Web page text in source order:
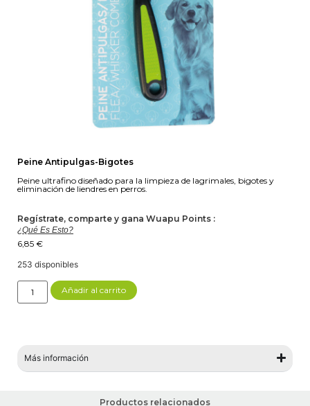
Peine Antipulgas-Bigotes
Peine ultrafino diseñado para la limpieza de lagrimales, bigotes y
eliminación de liendres en perros.
Regístrate, comparte y gana Wuapu Points :
¿Qué Es Esto?
6,85 €
253 disponibles
Añadir al carrito
Más información
Productos relacionados